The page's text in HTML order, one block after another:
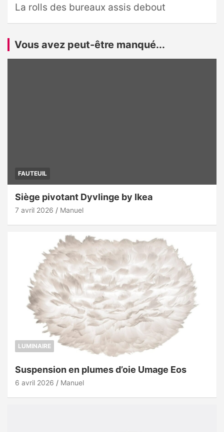
La rolls des bureaux assis debout
Vous avez peut-être manqué...
FAUTEUIL
Siège pivotant Dyvlinge by Ikea
7 avril 2026 Manuel
LUMINAIRE
Suspension en plumes d’oie Umage Eos
6 avril 2026 Manuel